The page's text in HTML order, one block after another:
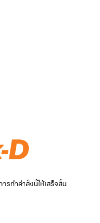
รทำคำสั่งนี้ให้เสร็จสิ้น